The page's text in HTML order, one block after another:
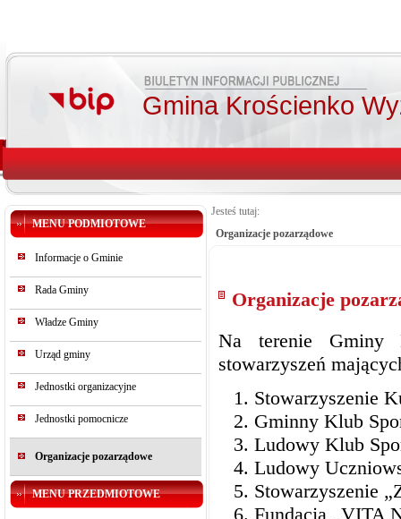
Gmina Krościenko
MENU PODMIOTOWE
Informacje o Gminie
Rada Gminy
Władze Gminy
Urząd gminy
Jednostki organizacyjne
Jednostki pomocnicze
Organizacje pozarządowe
MENU PRZEDMIOTOWE
Jesteś tutaj:
Organizacje pozarządowe
Organizacje
Na terenie Gminy
stowarzyszeń
Stowarzyszenie
Gminny Klub
Ludowy Klub
Ludowy
Stowarzyszenie
Fundacja „VITA